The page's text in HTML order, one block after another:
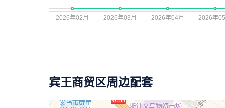
宾王商贸区周边配套